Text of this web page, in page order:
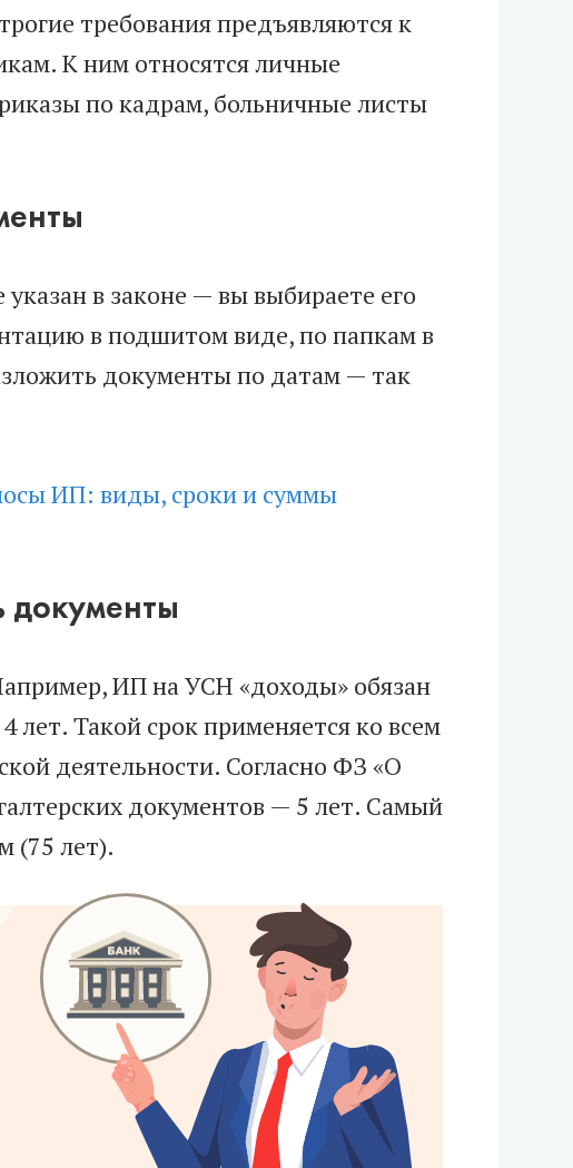
требования предъявляются к
К ним относятся личные
по кадрам, больничные листы
в законе — вы выбираете его
в подшитом виде, по папкам в
документы по датам — так
ИП: виды, сроки и суммы
документы
ИП на УСН «доходы» обязан
лет. Такой срок применяется ко всем
деятельности. Согласно ФЗ «О
документов — 5 лет. Самый
(75 лет).